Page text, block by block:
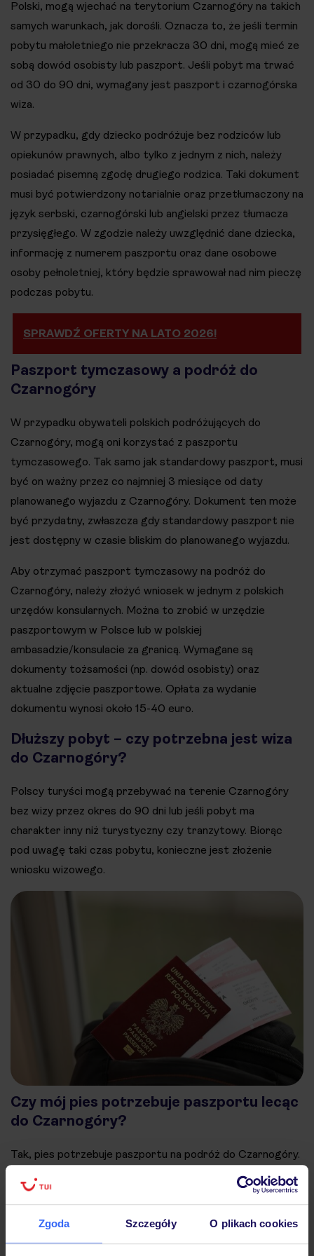
Zgoda Szczegóły O plikach cookies
Polski, mogą wjechać na terytorium Czarnogóry na takich
samych warunkach, jak dorośli. Oznacza to, że jeśli termin
pobytu małoletniego nie przekracza 30 dni, mogą mieć ze
sobą dowód osobisty lub paszport. Jeśli pobyt ma trwać
od 30 do 90 dni, wymagany jest paszport i czarnogórska
wiza.
W przypadku, gdy dziecko podróżuje bez rodziców lub
opiekunów prawnych, albo tylko z jednym z nich, należy
posiadać pisemną zgodę drugiego rodzica. Taki dokument
musi być potwierdzony notarialnie oraz przetłumaczony na
język serbski, czarnogórski lub angielski przez tłumacza
przysięgłego. W zgodzie należy uwzględnić dane dziecka,
informację z numerem paszportu oraz dane osobowe
osoby pełnoletniej, który będzie sprawował nad nim pieczę
podczas pobytu​.
SPRAWDŹ OFERTY NA LATO 2026!
Paszport tymczasowy a podróż do
Czarnogóry
W przypadku obywateli polskich podróżujących do
Czarnogóry, mogą oni korzystać z paszportu
tymczasowego. Tak samo jak standardowy paszport, musi
być on ważny przez co najmniej 3 miesiące od daty
planowanego wyjazdu z Czarnogóry. Dokument ten może
być przydatny, zwłaszcza gdy standardowy paszport nie
jest dostępny w czasie bliskim do planowanego wyjazdu.
Aby otrzymać paszport tymczasowy na podróż do
Czarnogóry, należy złożyć wniosek w jednym z polskich
urzędów konsularnych. Można to zrobić w urzędzie
paszportowym w Polsce lub w polskiej
ambasadzie/konsulacie za granicą. Wymagane są
dokumenty tożsamości (np. dowód osobisty) oraz
aktualne zdjęcie paszportowe. Opłata za wydanie
dokumentu wynosi około 15-40 euro.
Dłuższy pobyt – czy potrzebna jest wiza
do Czarnogóry?
Polscy turyści mogą przebywać na terenie Czarnogóry
bez wizy przez okres do 90 dni lub jeśli pobyt ma
charakter inny niż turystyczny czy tranzytowy. Biorąc
pod uwagę taki czas pobytu, konieczne jest złożenie
wniosku wizowego.
Czy mój pies potrzebuje paszportu lecąc
do Czarnogóry?
Tak, pies potrzebuje paszportu na podróż do Czarnogóry.
Paszport dla zwierząt musi być wydany przez
weterynarza i zawierać potwierdzenie szczepienia
przed podróżą). Ponadto pies musi być zaczipowany, a